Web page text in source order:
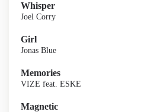
Whisper
Joel Corry
Girl
Jonas Blue
Memories
VIZE feat. ESKE
Magnetic